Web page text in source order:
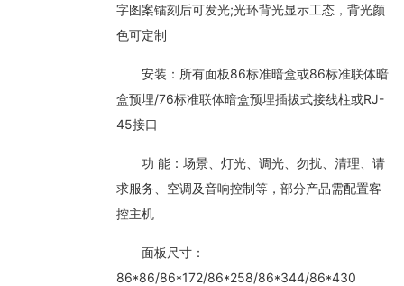
字图案镭刻后可发光;光环背光显示工态，背光颜
色可定制
安装：所有面板86标准暗盒或86标准联体暗
盒预埋/76标准联体暗盒预埋插拔式接线柱或RJ-
45接口
功 能：场景、灯光、调光、勿扰、清理、请
求服务、空调及音响控制等，部分产品需配置客
控主机
面板尺寸：
86*86/86*172/86*258/86*344/86*430